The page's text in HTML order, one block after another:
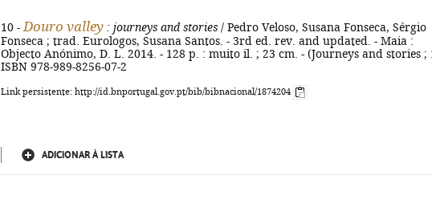
10 - Douro valley : journeys and stories / Pedro Veloso, Susana Fonseca, Sérgio
Fonseca ; trad. Eurologos, Susana Santos. - 3rd ed. rev. and updated. - Maia :
Objecto Anónimo, D. L. 2014. - 128 p. : muito il. ; 23 cm. - (Journeys and stories ;
ISBN 978-989-8256-07-2
Link persistente: http://id.bnportugal.gov.pt/bib/bibnacional/1874204
ADICIONAR À LISTA